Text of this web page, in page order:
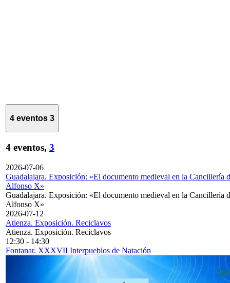
4 eventos 3
4 eventos, 3
2026-07-06
Guadalajara. Exposición: «El documento medieval en la Cancillería
Alfonso X»
Guadalajara. Exposición: «El documento medieval en la Cancillería
Alfonso X»
2026-07-12
Atienza. Exposición. Reciclavos
Atienza. Exposición. Reciclavos
12:30 - 14:30
Fontanar. XXXVII Interpueblos de Natación